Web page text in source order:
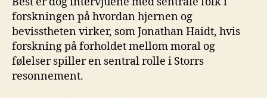
forskningen på hvordan hjernen og
bevisstheten virker, som Jonathan Haidt, hvis
forskning på forholdet mellom moral og
følelser spiller en sentral rolle i Storrs
resonnement.